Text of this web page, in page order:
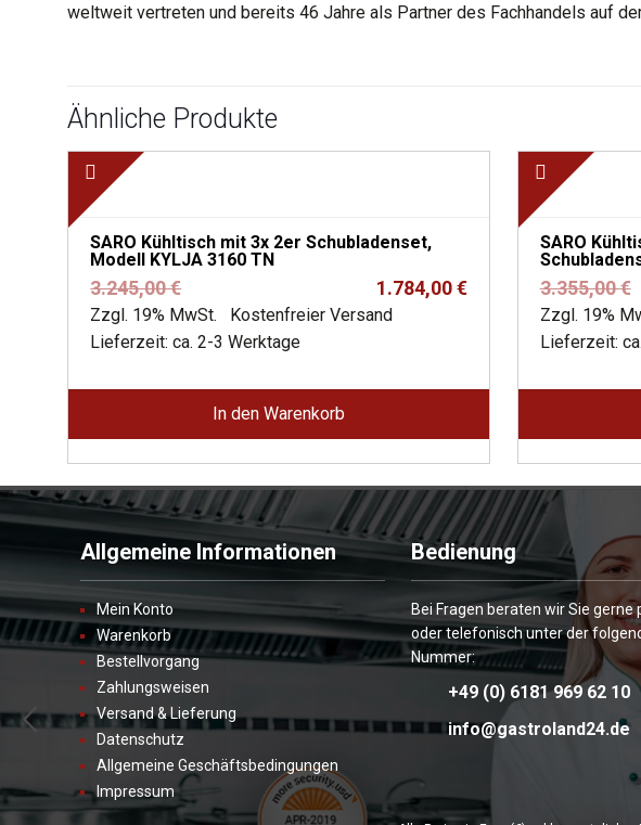
weltweit vertreten und bereits 46 Jahre als Partner des Fachhandels auf
Ähnliche Produkte
SARO Kühltisch mit 3x 2er Schubladenset,
Modell KYLJA 3160 TN
3.245,00€Ursprünglicher
Preis
war:
1.784,00€
Aktueller
Preis
ist:
Zzgl. 19% MwSt.
Kostenfreier Versand
Lieferzeit: ca. 2-3 Werktage
In den Warenkorb
SARO
3.355,00€
Zzgl. 19%
Lieferzeit:
Allgemeine Informationen
Mein Konto
Warenkorb
Bestellvorgang
Zahlungsweisen
Versand & Lieferung
Datenschutz
Allgemeine Geschäftsbedingungen
Impressum
Bedienung
Bei Fragen beraten wir Sie gerne
oder telefonisch unter der
Nummer:
+49 (0) 6181 969 62 10
info@gastroland24.de